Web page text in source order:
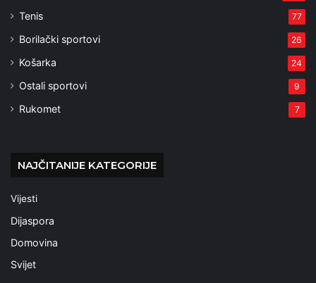
Tenis 77
Borilački sportovi 26
Košarka 24
Ostali sportovi 9
Rukomet 7
NAJČITANIJE KATEGORIJE
Vijesti
Dijaspora
Domovina
Svijet